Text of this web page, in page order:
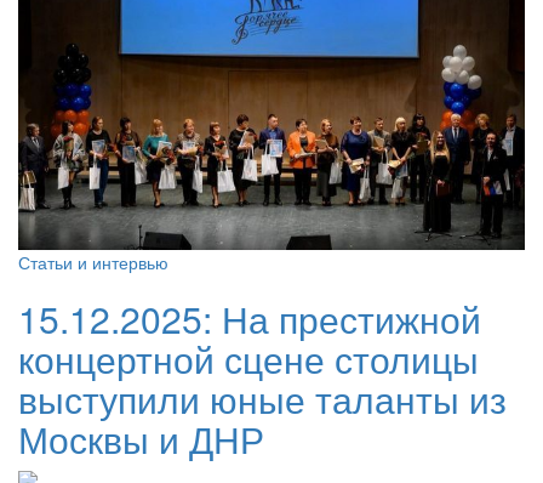
Статьи и интервью
15.12.2025: На престижной
концертной сцене столицы
выступили юные таланты из
Москвы и ДНР